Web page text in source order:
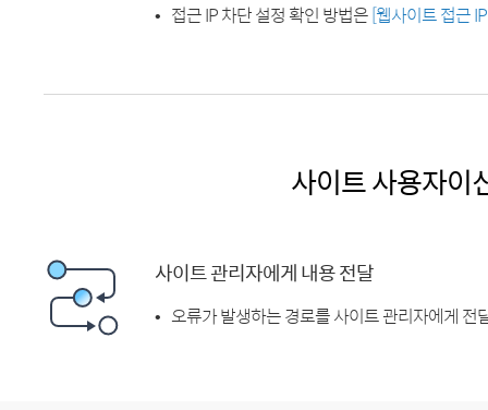
접근 IP 차단 설정 확인 방법은[웹사이트 접근
사이트 사용자이
사이트 관리자에게 내용 전달
오류가 발생하는 경로를 사이트 관리자에게 전